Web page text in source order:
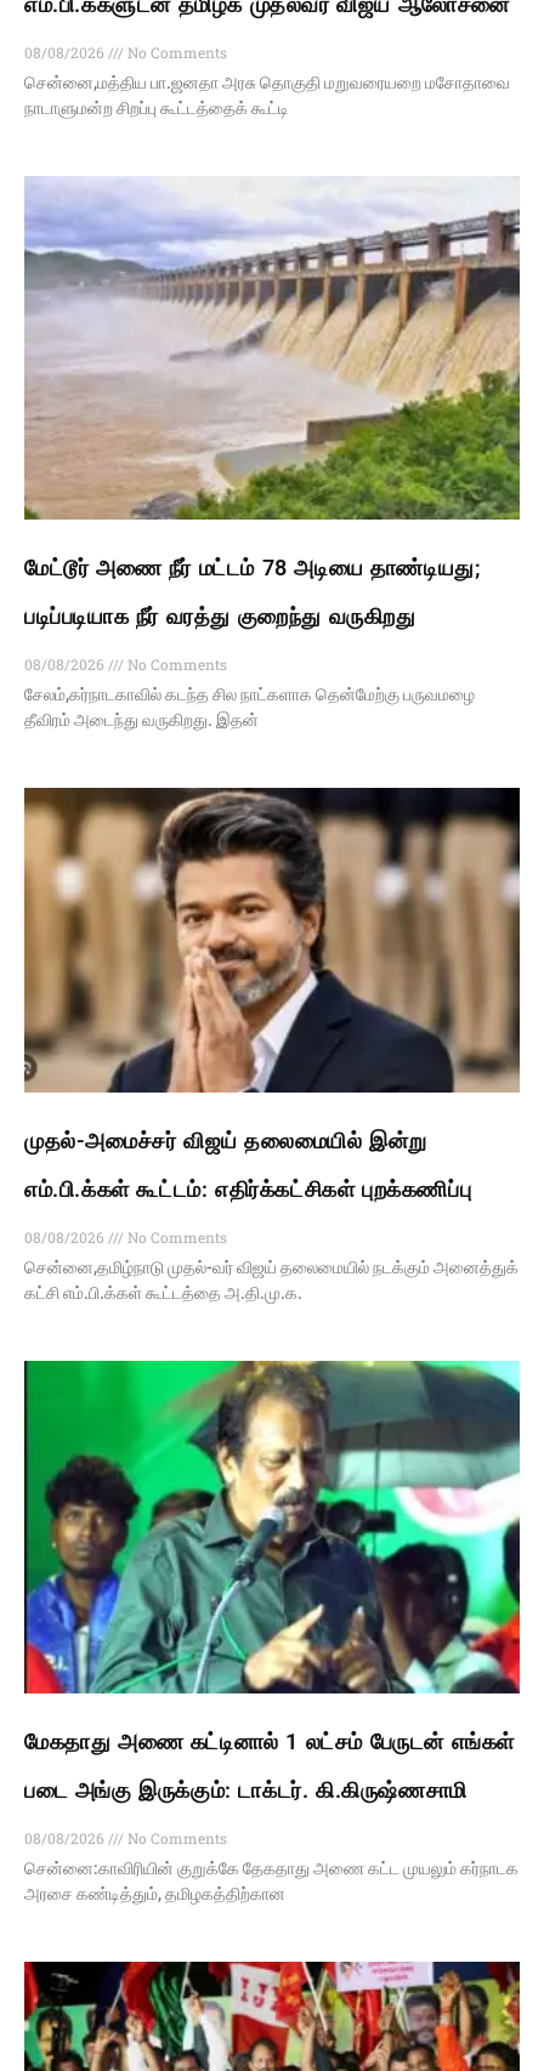
08/08/2026
No Comments
சென்னை,மத்திய பா.ஜனதா அரசு தொகுதி மறுவரையறை மசோதாவை
நாடாளுமன்ற சிறப்பு கூட்டத்தைக் கூட்டி
மேட்டூர் அணை நீர் மட்டம் 78 அடியை தாண்டியது;
படிப்படியாக நீர் வரத்து குறைந்து வருகிறது
08/08/2026
No Comments
சேலம்,கர்நாடகாவில் கடந்த சில நாட்களாக தென்மேற்கு பருவமழை
தீவிரம் அடைந்து வருகிறது. இதன்
முதல்-அமைச்சர் விஜய் தலைமையில் இன்று
எம்.பி.க்கள் கூட்டம்: எதிர்க்கட்சிகள் புறக்கணிப்பு
08/08/2026
No Comments
சென்னை,தமிழ்நாடு முதல்-வர் விஜய் தலைமையில் நடக்கும் அனைத்துக்
கட்சி எம்.பி.க்கள் கூட்டத்தை அ.தி.மு.க.
மேகதாது அணை கட்டினால் 1 லட்சம் பேருடன் எங்கள்
படை அங்கு இருக்கும்: டாக்டர். கி.கிருஷ்ணசாமி
08/08/2026
No Comments
சென்னை:காவிரியின் குறுக்கே தேகதாது அணை கட்ட முயலும் கர்நாடக
அரசை கண்டித்தும், தமிழகத்திற்கான